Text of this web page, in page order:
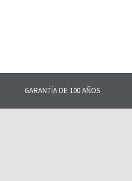
GARANTÍA DE 100 AÑOS